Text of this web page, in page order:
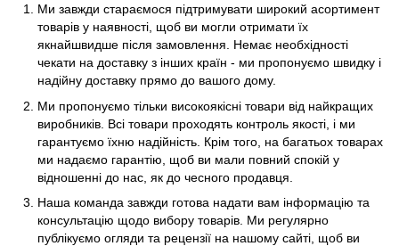
Ми завжди стараємося підтримувати широкий асортимент
товарів у наявності, щоб ви могли отримати їх
якнайшвидше після замовлення. Немає необхідності
чекати на доставку з інших країн - ми пропонуємо швидку і
надійну доставку прямо до вашого дому.
Ми пропонуємо тільки високоякісні товари від найкращих
виробників. Всі товари проходять контроль якості, і ми
гарантуємо їхню надійність. Крім того, на багатьох товарах
ми надаємо гарантію, щоб ви мали повний спокій у
відношенні до нас, як до чесного продавця.
Наша команда завжди готова надати вам інформацію та
консультацію щодо вибору товарів. Ми регулярно
публікуємо огляди та рецензії на нашому сайті, щоб ви